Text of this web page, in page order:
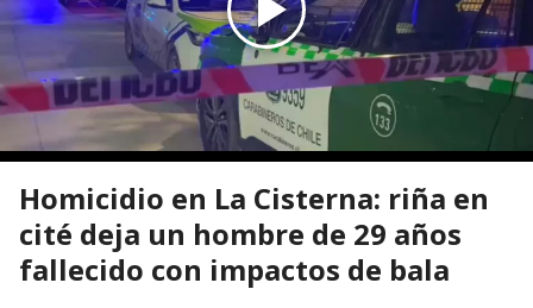
Homicidio en La Cisterna: riña en
cité deja un hombre de 29 años
fallecido con impactos de bala